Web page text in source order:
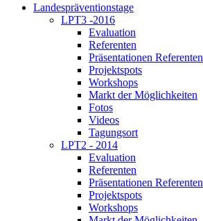
Landespräventionstage
LPT3 -2016
Evaluation
Referenten
Präsentationen Referenten
Projektspots
Workshops
Markt der Möglichkeiten
Fotos
Videos
Tagungsort
LPT2 - 2014
Evaluation
Referenten
Präsentationen Referenten
Projektspots
Workshops